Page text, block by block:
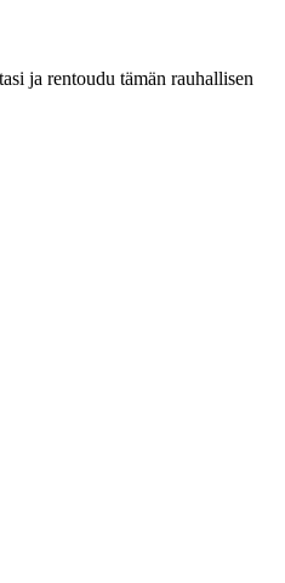
ja rentoudu tämän rauhallisen